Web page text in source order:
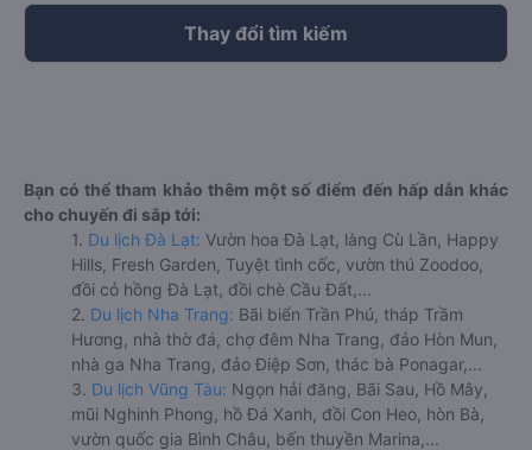
Thay đổi tìm kiếm
Bạn có thể tham khảo thêm một số điểm đến hấp dẫn khác
cho chuyến đi sắp tới:
1. Du lịch Đà Lạt: Vườn hoa Đà Lạt, làng Cù Lần, Happy
Hills, Fresh Garden, Tuyệt tình cốc, vườn thú Zoodoo,
đồi cỏ hồng Đà Lạt, đồi chè Cầu Đất,...
2. Du lịch Nha Trang: Bãi biển Trần Phú, tháp Trầm
Hương, nhà thờ đá, chợ đêm Nha Trang, đảo Hòn Mun,
nhà ga Nha Trang, đảo Điệp Sơn, thác bà Ponagar,...
3. Du lịch Vũng Tàu: Ngọn hải đăng, Bãi Sau, Hồ Mây,
mũi Nghinh Phong, hồ Đá Xanh, đồi Con Heo, hòn Bà,
vườn quốc gia Bình Châu, bến thuyền Marina,...